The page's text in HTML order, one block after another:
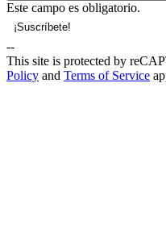
Este campo es obligatorio.
--
This site is protected by
Policy and Terms of Service